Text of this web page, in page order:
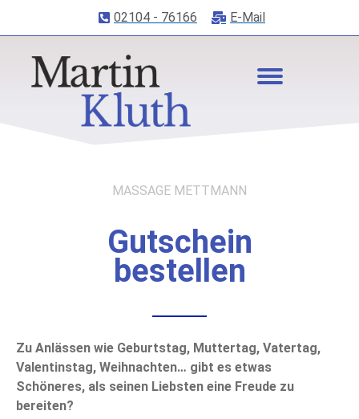
02104 - 76166 E-Mail
MASSAGE METTMANN
Gutschein
bestellen
Zu Anlässen wie Geburtstag, Muttertag, Vatertag,
Valentinstag, Weihnachten… gibt es etwas
Schöneres, als seinen Liebsten eine Freude zu
bereiten?